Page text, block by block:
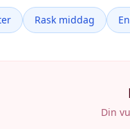
Rask middag
Din